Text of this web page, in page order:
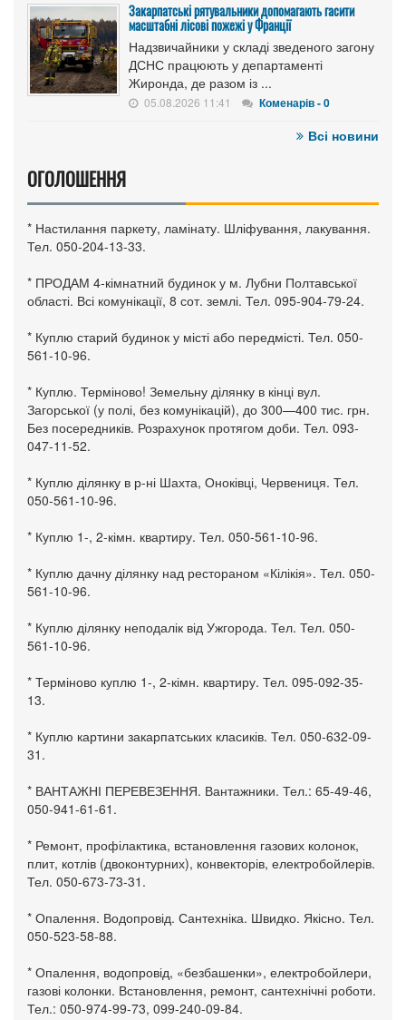
Закарпатські рятувальники допомагають гасити
масштабні лісові пожежі у Франції
Надзвичайники у складі зведеного загону
ДСНС працюють у департаменті
Жиронда, де разом із ...
05.08.2026 11:41 Коменарів - 0
Всі новини
ОГОЛОШЕННЯ
* Настилання паркету, ламінату. Шліфування, лакування.
Тел. 050-204-13-33.
* ПРОДАМ 4-кімнатний будинок у м. Лубни Полтавської
області. Всі комунікації, 8 сот. землі. Тел. 095-904-79-24.
* Куплю старий будинок у місті або передмісті. Тел. 050-
561-10-96.
* Куплю. Терміново! Земельну ділянку в кінці вул.
Загорської (у полі, без комунікацій), до 300—400 тис. грн.
Без посередників. Розрахунок протягом доби. Тел. 093-
047-11-52.
* Куплю ділянку в р-ні Шахта, Оноківці, Червениця. Тел.
050-561-10-96.
* Куплю 1-, 2-кімн. квартиру. Тел. 050-561-10-96.
* Куплю дачну ділянку над рестораном «Кілікія». Тел. 050-
561-10-96.
* Куплю ділянку неподалік від Ужгорода. Тел. Тел. 050-
561-10-96.
* Терміново куплю 1-, 2-кімн. квартиру. Тел. 095-092-35-
13.
* Куплю картини закарпатських класиків. Тел. 050-632-09-
31.
* ВАНТАЖНІ ПЕРЕВЕЗЕННЯ. Вантажники. Тел.: 65-49-46,
050-941-61-61.
* Ремонт, профілактика, встановлення газових колонок,
плит, котлів (двоконтурних), конвекторів, електробойлерів.
Тел. 050-673-73-31.
* Опалення. Водопровід. Сантехніка. Швидко. Якісно. Тел.
050-523-58-88.
* Опалення, водопровід, «безбашенки», електробойлери,
газові колонки. Встановлення, ремонт, сантехнічні роботи.
Тел.: 050-974-99-73, 099-240-09-84.